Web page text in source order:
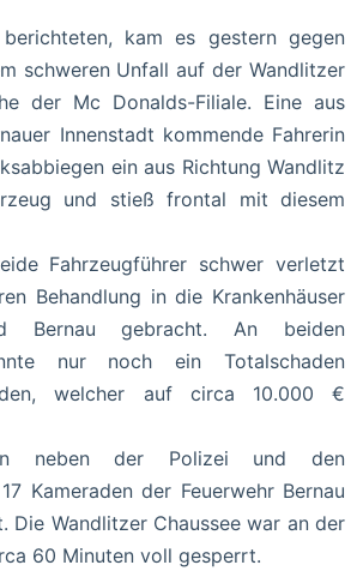
kam es gestern gegen
schweren Unfall auf der Wandlitzer
der Mc Donalds-Filiale. Eine aus
Innenstadt kommende Fahrerin
ein aus Richtung Wandlitz
und stieß frontal mit diesem
Fahrzeugführer schwer verletzt
Behandlung in die Krankenhäuser
Bernau gebracht. An beiden
nur noch ein Totalschaden
welcher auf circa 10.000 €
neben der Polizei und den
Kameraden der Feuerwehr Bernau
Die Wandlitzer Chaussee war an der
60 Minuten voll gesperrt.